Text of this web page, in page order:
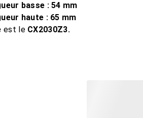
basse : 54 mm
haute : 65 mm
est le CX2030Z3.